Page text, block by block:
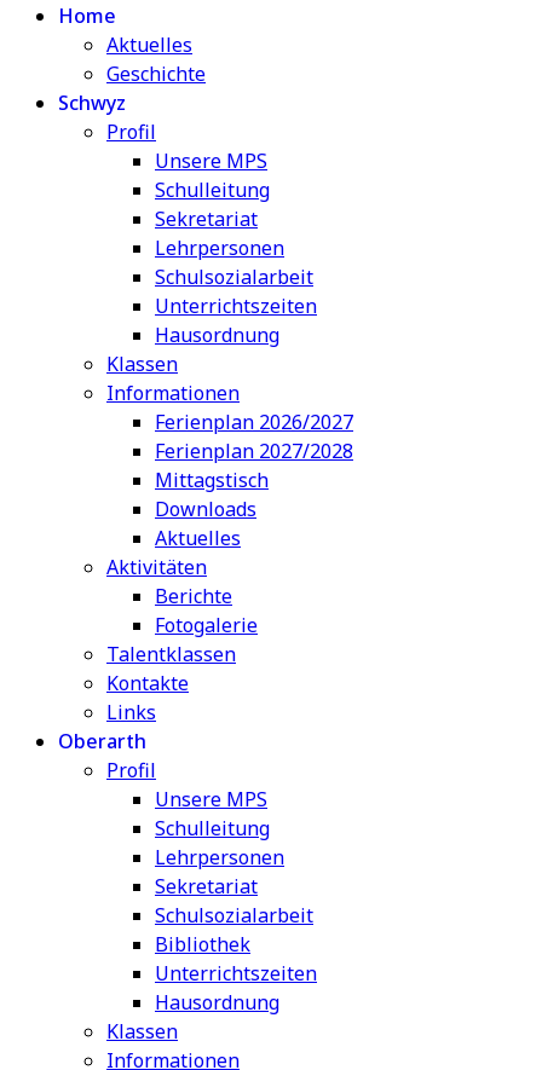
Home
Aktuelles
Geschichte
Schwyz
Profil
Unsere MPS
Schulleitung
Sekretariat
Lehrpersonen
Schulsozialarbeit
Unterrichtszeiten
Hausordnung
Klassen
Informationen
Ferienplan 2026/2027
Ferienplan 2027/2028
Mittagstisch
Downloads
Aktuelles
Aktivitäten
Berichte
Fotogalerie
Talentklassen
Kontakte
Links
Oberarth
Profil
Unsere MPS
Schulleitung
Lehrpersonen
Sekretariat
Schulsozialarbeit
Bibliothek
Unterrichtszeiten
Hausordnung
Klassen
Informationen